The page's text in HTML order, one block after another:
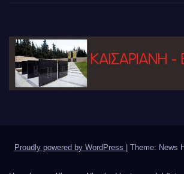
Proudly powered by WordPress Theme: News